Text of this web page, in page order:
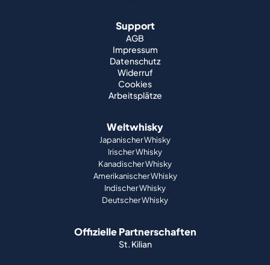
Support
AGB
Impressum
Datenschutz
Widerruf
Cookies
Arbeitsplätze
Weltwhisky
Japanischer Whisky
Irischer Whisky
Kanadischer Whisky
Amerikanischer Whisky
Indischer Whisky
Deutscher Whisky
Offizielle Partnerschaften
St. Kilian